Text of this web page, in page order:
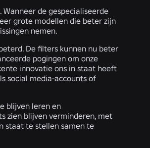
de gespecialiseerde
grote modellen die beter zijn
nemen.
De filters kunnen nu beter
pogingen om onze
innovatie ons in staat heeft
social media-accounts of
blijven leren en
zien blijven verminderen, met
staat te stellen samen te